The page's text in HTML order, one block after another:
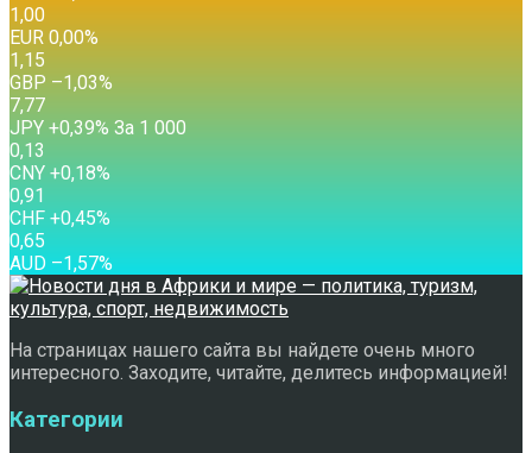
1,00
EUR 0,00%
1,15
GBP –1,03%
7,77
JPY +0,39% За 1 000
0,13
CNY +0,18%
0,91
CHF +0,45%
0,65
AUD –1,57%
На страницах нашего сайта вы найдете очень много
интересного. Заходите, читайте, делитесь информацией!
Категории